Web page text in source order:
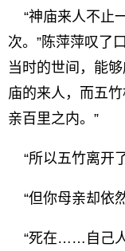
“神庙来人不止
次。”陈萍萍叹了
当时的世间，能
庙的来人，而五
亲百里之内。”
“所以五竹离开
“但你母亲却依
“死在……自己人